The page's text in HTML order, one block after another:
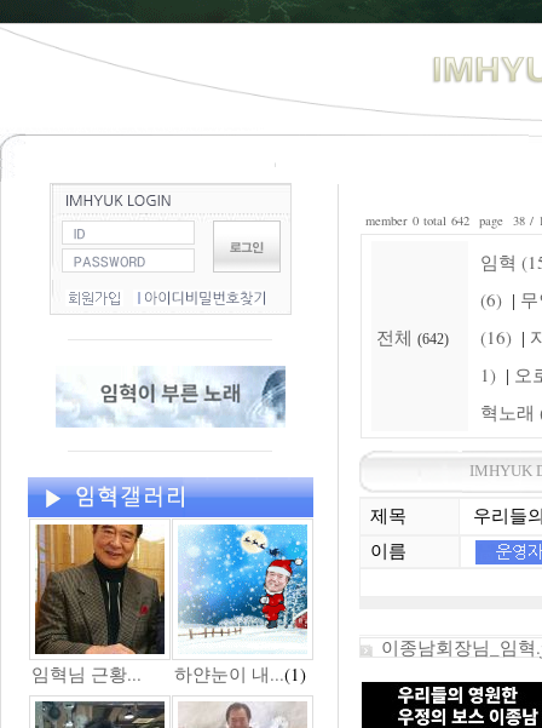
임혁님 근황... 하얀눈이 내...(1)
member 0 total 642 page 38 /
전체 (642)
임혁
(6) |
(16) |
1) | 오
혁노래
IMHYUK
제목
우리들
이름
이종남회장님_임혁